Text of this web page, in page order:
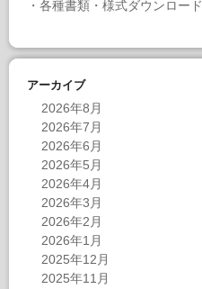
・ 各種書類・様式ダウンロード
アーカイブ
2026年8月
2026年7月
2026年6月
2026年5月
2026年4月
2026年3月
2026年2月
2026年1月
2025年12月
2025年11月